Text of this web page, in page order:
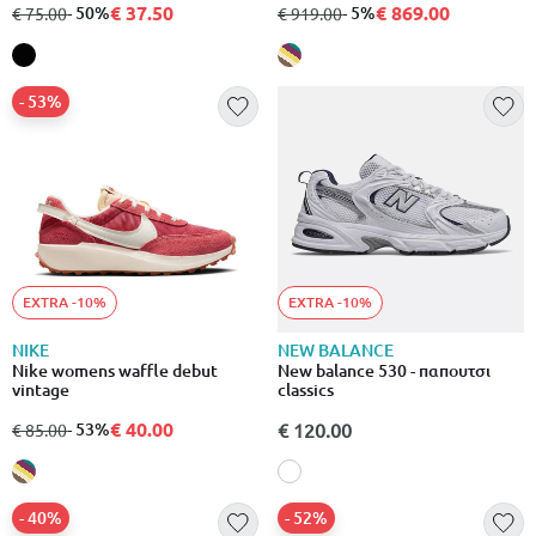
από
€ 75.00σε
- 50%€ 37.50 από
€ 919.00σε
- 5%€ 869.00
EXTRA -10%
NIKE
Nike womens waffle debut
vintage
από
€ 85.00σε
- 53%
- 53%€ 40.00
EXTRA -10%
NEW BALANCE
New balance 530 - παπουτσι
classics
€ 120.00
- 40% - 52%